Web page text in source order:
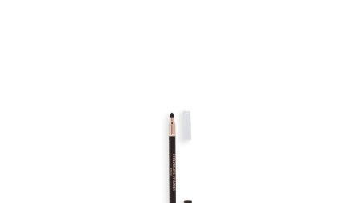
Durch die Erstellung
Einkäufe schnell